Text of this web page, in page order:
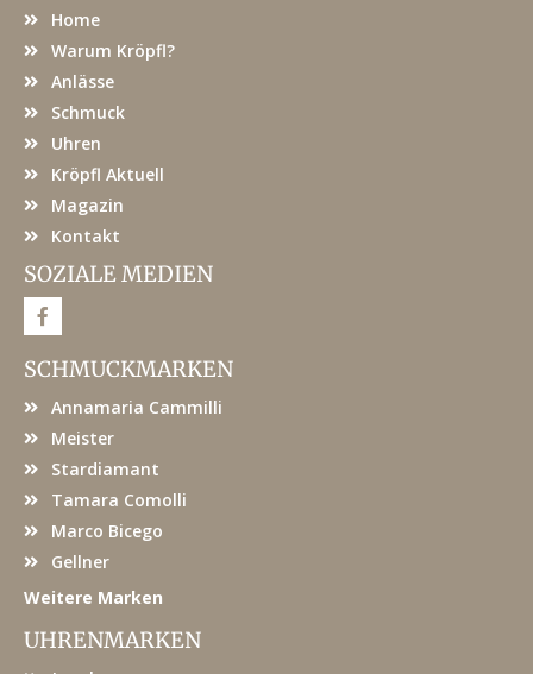
Home
Warum Kröpfl?
Anlässe
Schmuck
Uhren
Kröpfl Aktuell
Magazin
Kontakt
SOZIALE MEDIEN
F
a
e
b
o
SCHMUCKMARKEN
Annamaria Cammilli
Meister
Stardiamant
Tamara Comolli
Marco Bicego
Gellner
Weitere Marken
UHRENMARKEN